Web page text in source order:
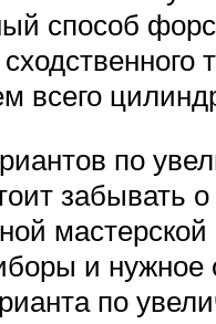
способ
всего
по
забывать
и нужное
по